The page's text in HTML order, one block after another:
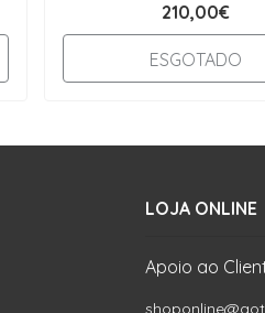
210,00€
ESGOTADO
LOJA ONLINE
Apoio ao